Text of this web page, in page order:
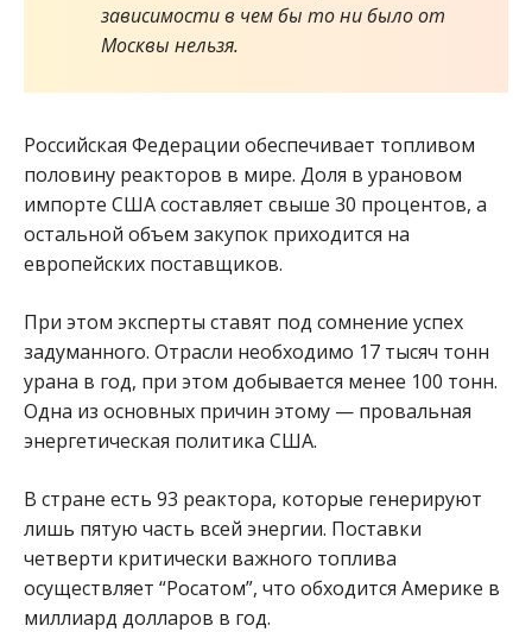
зависимости в чем бы то ни было от
Москвы нельзя.
Российская Федерации обеспечивает топливом
половину реакторов в мире. Доля в урановом
импорте США составляет свыше 30 процентов, а
остальной объем закупок приходится на
европейских поставщиков.
При этом эксперты ставят под сомнение успех
задуманного. Отрасли необходимо 17 тысяч тонн
урана в год, при этом добывается менее 100 тонн.
Одна из основных причин этому — провальная
энергетическая политика США.
В стране есть 93 реактора, которые генерируют
лишь пятую часть всей энергии. Поставки
четверти критически важного топлива
осуществляет “Росатом”, что обходится Америке в
миллиард долларов в год.